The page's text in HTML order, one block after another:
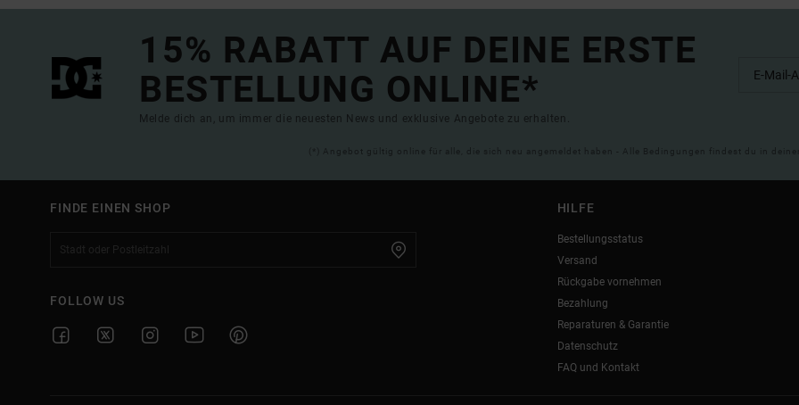
15% RABATT AUF DEINE ERSTE
BESTELLUNG ONLINE*
Melde dich an, um immer die neuesten News und exklusive Angebote zu erhalten.
(*) Angebot gültig online für alle, die sich neu angemeldet haben - Alle Bedingungen findest du in
FINDE EINEN SHOP
FOLLOW US
HILFE
Bestellungsstatus
Versand
Rückgabe vornehmen
Bezahlung
Reparaturen & Garantie
Datenschutz
FAQ und Kontakt